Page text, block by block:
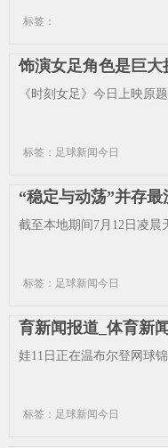
标签：
饰演女足角色是巨
《时刻女足》今日上映原
标签：足球新闻今日
“稳定与动荡”并存
截至本地期间7月12日凌晨
标签：足球新闻今日
育新闻报道_体育新
娃11日正在温布尔登网球
标签：足球新闻今日